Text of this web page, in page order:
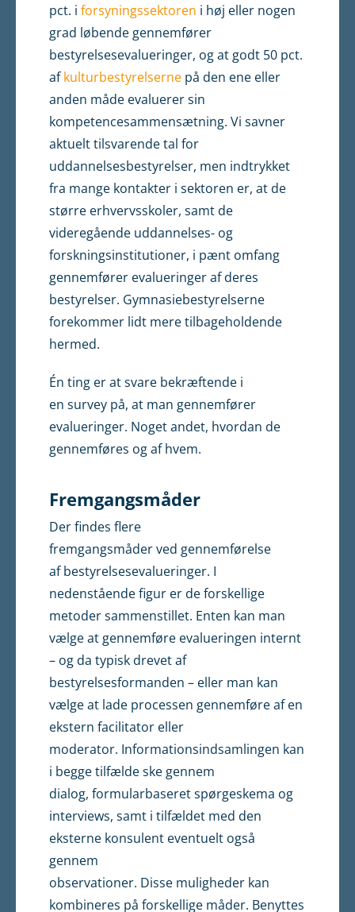
pct. iforsyningssektoren i høj eller nogen
grad løbende gennemfører
bestyrelsesevalueringer, og at godt 50 pct.
afkulturbestyrelserne på den ene eller
anden måde evaluerer sin
kompetencesammensætning. Vi savner
aktuelt tilsvarende tal for
uddannelsesbestyrelser, men indtrykket
fra mange kontakter i sektoren er, at de
større erhvervsskoler, samt de
videregående uddannelses- og
forskningsinstitutioner, i pænt omfang
gennemfører evalueringer af deres
bestyrelser. Gymnasiebestyrelserne
forekommer lidt mere tilbageholdende
hermed.
Én ting er at svare bekræftende i
en survey på, at man gennemfører
evalueringer. Noget andet, hvordan de
gennemføres og af hvem.
Fremgangsmåder
Der findes flere
fremgangsmåder ved gennemførelse
af bestyrelsesevalueringer. I
nedenstående figur er de forskellige
metoder sammenstillet. Enten kan man
vælge at gennemføre evalueringen internt
– og da typisk drevet af
bestyrelsesformanden – eller man kan
vælge at lade processen gennemføre af en
ekstern facilitator eller
moderator. Informationsindsamlingen kan
i begge tilfælde ske gennem
dialog, formularbaseret spørgeskema og
interviews, samt i tilfældet med den
eksterne konsulent eventuelt også
gennem
observationer. Disse muligheder kan
kombineres på forskellige måder. Benyttes